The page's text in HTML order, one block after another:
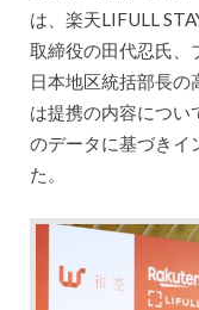
は、楽天LIFULL
取締役の田代忍氏、
日本地区統括部長の
は提携の内容につい
のデータに基づきイ
た。